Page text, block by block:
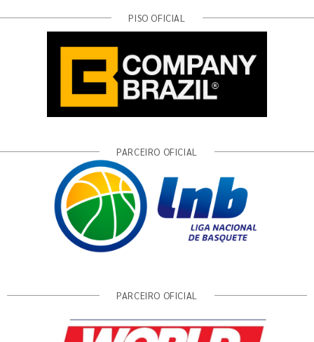
PISO OFICIAL
PARCEIRO OFICIAL
PARCEIRO OFICIAL